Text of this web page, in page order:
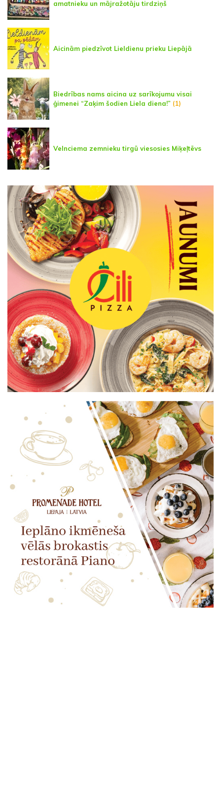
amatnieku un mājražotāju tirdziņš
Aicinām piedzīvot Lieldienu prieku Liepājā
Biedrības nams aicina uz sarīkojumu visai
ģimenei “Zaķim šodien Liela diena!” (1)
Velnciema zemnieku tirgū viesosies Miķeļtēvs